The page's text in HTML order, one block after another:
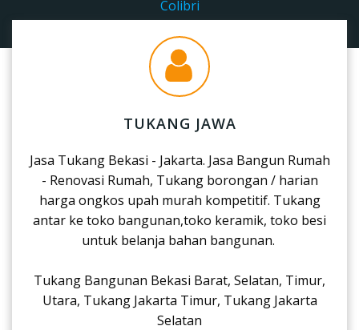
Colibri
TUKANG JAWA
Jasa Tukang Bekasi - Jakarta. Jasa Bangun Rumah
- Renovasi Rumah, Tukang borongan / harian
harga ongkos upah murah kompetitif. Tukang
antar ke toko bangunan,toko keramik, toko besi
untuk belanja bahan bangunan.
Tukang Bangunan Bekasi Barat, Selatan, Timur,
Utara, Tukang Jakarta Timur, Tukang Jakarta
Selatan